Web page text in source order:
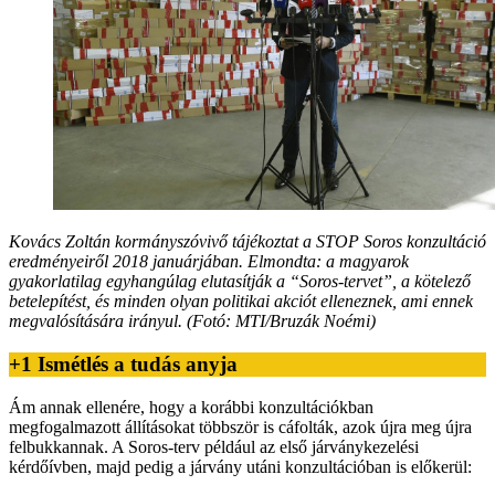
Kovács Zoltán kormányszóvivő tájékoztat a STOP Soros konzultáció
eredményeiről 2018 januárjában. Elmondta: a magyarok
gyakorlatilag egyhangúlag elutasítják a “Soros-tervet”, a kötelező
betelepítést, és minden olyan politikai akciót elleneznek, ami ennek
megvalósítására irányul. (Fotó: MTI/Bruzák Noémi)
+1 Ismétlés a tudás anyja
Ám annak ellenére, hogy a korábbi konzultációkban
megfogalmazott állításokat többször is cáfolták, azok újra meg újra
felbukkannak. A Soros-terv például az első járványkezelési
kérdőívben, majd pedig a járvány utáni konzultációban is előkerül: